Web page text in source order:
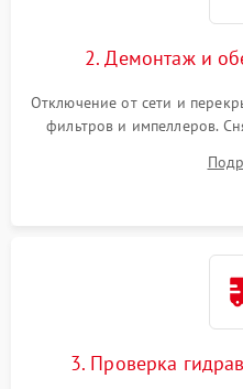
2. Демонтаж и
Отключение от сети и
фильтров и импеллеров.
циркуляционному
3. Проверка